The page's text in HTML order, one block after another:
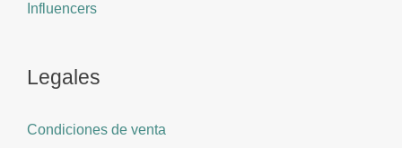
Influencers
Legales
Condiciones de venta